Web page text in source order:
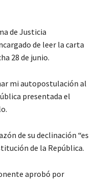
de Justicia
de leer la carta
28 de junio.
mi autopostulación al
presentada el
de su declinación “es
de la República.
aprobó por